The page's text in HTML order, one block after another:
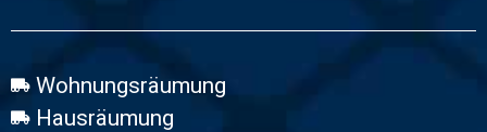
Wohnungsräumung
Hausräumung